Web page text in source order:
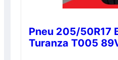
Pneu 205/50R17
Turanza T005